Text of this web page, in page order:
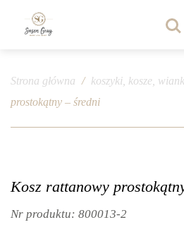
Strona główna / koszyki, kosze,
prostokątny – średni
Kosz rattanowy
Nr produktu: 800013-2